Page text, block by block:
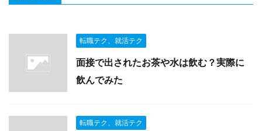
転職テク、就活テク
面接で出されたお茶や水は飲む？実際に
飲んでみた
転職テク、就活テク